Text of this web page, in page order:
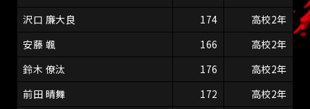
沢口 廉大良
174
高校2年
安藤 颯
166
高校2年
鈴木 僚汰
176
高校2年
前田 晴舞
172
高校2年